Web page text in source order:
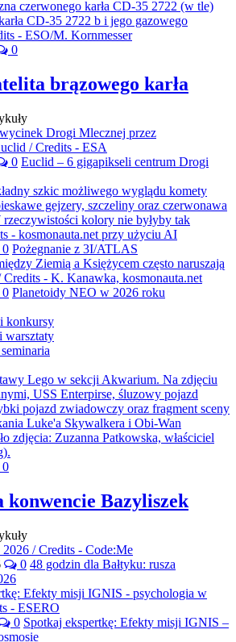
0
brązowego karła
0 Euclid – 6 gigapikseli centrum Drogi
0 Pożegnanie z 3I/ATLAS
0 Planetoidy NEO w 2026 roku
konkursy
warsztaty
0
konwencie Bazyliszek
0 48 godzin dla Bałtyku: rusza
0 Spotkaj ekspertkę: Efekty misji IGNIS –